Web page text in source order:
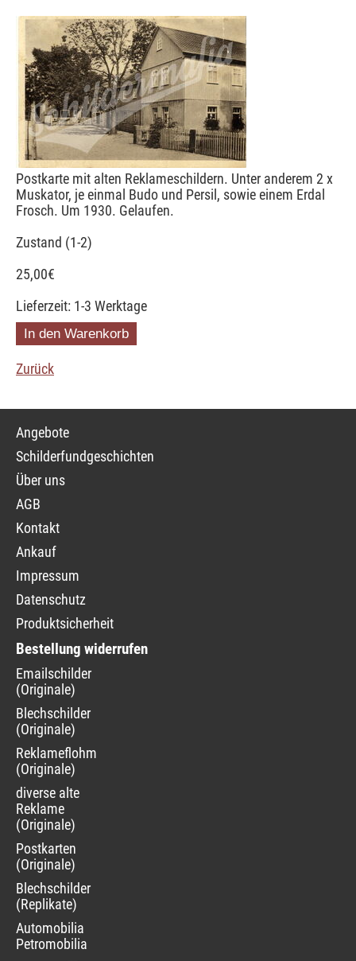
Postkarte mit alten Reklameschildern. Unter anderem 2 x
Muskator, je einmal Budo und Persil, sowie einem Erdal
Frosch. Um 1930. Gelaufen.
Zustand (1-2)
25,00€
Lieferzeit: 1-3 Werktage
Zurück
Navigation
überspringen
Angebote
Schilderfundgeschichten
Über uns
AGB
Kontakt
Ankauf
Impressum
Datenschutz
Produktsicherheit
Bestellung widerrufen
Navigation
überspringen
Emailschilder
(Originale)
Blechschilder
(Originale)
Reklameflohmarkt
(Originale)
diverse alte
Reklame
(Originale)
Postkarten
(Originale)
Blechschilder
(Replikate)
Automobilia
Petromobilia